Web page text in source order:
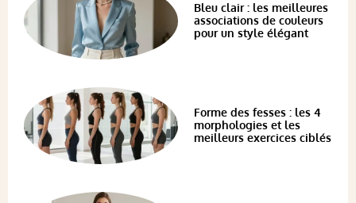
Bleu clair : les meilleures
associations de couleurs
pour un style élégant
Forme des fesses : les 4
morphologies et les
meilleurs exercices ciblés